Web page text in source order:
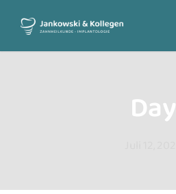
Day